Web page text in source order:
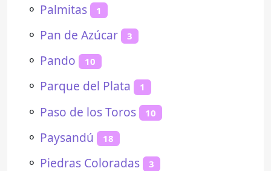
⚬ Palmitas 1
⚬ Pan de Azúcar 3
⚬ Pando 10
⚬ Parque del Plata 1
⚬ Paso de los Toros 10
⚬ Paysandú 18
⚬ Piedras Coloradas 3